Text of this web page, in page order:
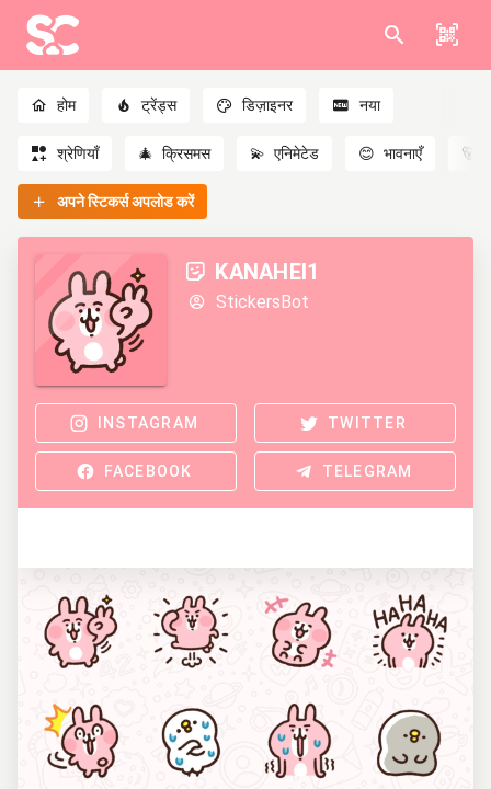
होम ट्रेंड्स डिज़ाइनर नया
श्रेणियाँ 🎄 क्रिसमस 💫 एनिमेटेड 😊 भावनाएँ 🐻
अपने स्टिकर्स अपलोड करें
KANAHEI1
StickersBot
INSTAGRAM TWITTER
FACEBOOK TELEGRAM